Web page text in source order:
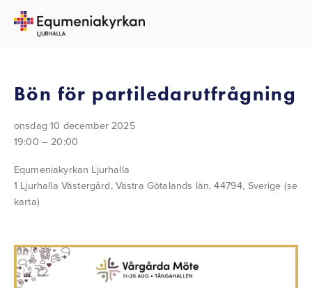
TILLBAKA TILL ALLA EVENEMANG
Bön för partiledarutfrågning
onsdag 10 december 2025
19:00
20:00
Equmeniakyrkan Ljurhalla
1 Ljurhalla Västergård Västra Götalands län, 44794 Sverige (se
karta)